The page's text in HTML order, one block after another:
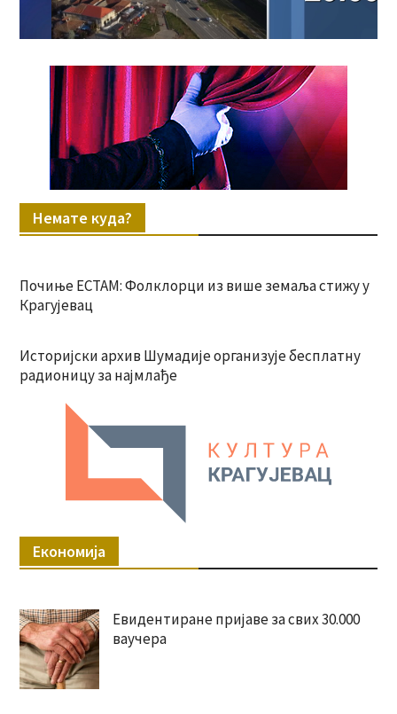
Немате куда?
Почиње ЕСТАМ: Фолклорци из више земаља стижу у
Крагујевац
Историјски архив Шумадије организује бесплатну
радионицу за најмлађе
Економија
Евидентиране пријаве за свих 30.000
ваучера